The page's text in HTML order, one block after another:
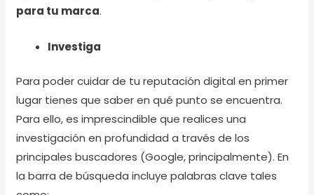
para tu marca.
Investiga
Para poder cuidar de tu reputación digital en primer
lugar tienes que saber en qué punto se encuentra.
Para ello, es imprescindible que realices una
investigación en profundidad a través de los
principales buscadores (Google, principalmente). En
la barra de búsqueda incluye palabras clave tales